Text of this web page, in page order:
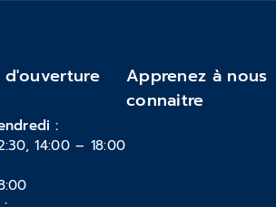
d'ouverture
:
14:00 – 18:00
Apprenez à nous
connaitre